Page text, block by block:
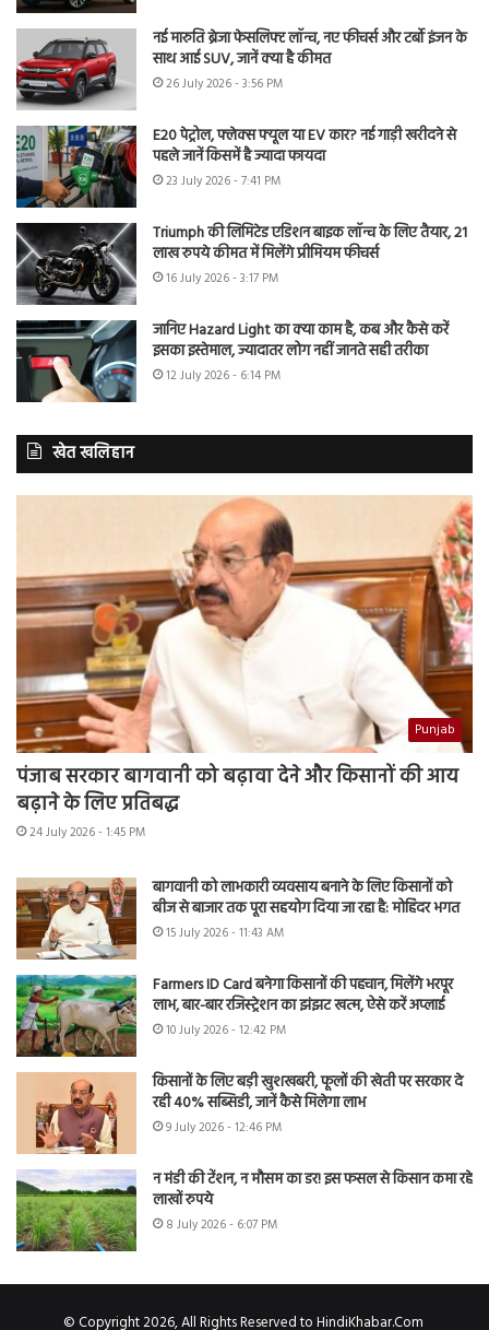
नई मारुति ब्रेजा फेसलिफ्ट लॉन्च, नए फीचर्स और टर्बो इंजन के
साथ आई SUV, जानें क्या है कीमत
26 July 2026 - 3:56 PM
E20 पेट्रोल, फ्लेक्स फ्यूल या EV कार? नई गाड़ी खरीदने से
पहले जानें किसमें है ज्यादा फायदा
23 July 2026 - 7:41 PM
Triumph की लिमिटेड एडिशन बाइक लॉन्च के लिए तैयार, 21
लाख रुपये कीमत में मिलेंगे प्रीमियम फीचर्स
16 July 2026 - 3:17 PM
जानिए Hazard Light का क्या काम है, कब और कैसे करें
इसका इस्तेमाल, ज्यादातर लोग नहीं जानते सही तरीका
12 July 2026 - 6:14 PM
खेत खलिहान
Punjab
पंजाब सरकार बागवानी को बढ़ावा देने और किसानों की आय
बढ़ाने के लिए प्रतिबद्ध
24 July 2026 - 1:45 PM
बागवानी को लाभकारी व्यवसाय बनाने के लिए किसानों को
बीज से बाजार तक पूरा सहयोग दिया जा रहा है: मोहिंदर भगत
15 July 2026 - 11:43 AM
Farmers ID Card बनेगा किसानों की पहचान, मिलेंगे भरपूर
लाभ, बार-बार रजिस्ट्रेशन का झंझट खत्म, ऐसे करें अप्लाई
10 July 2026 - 12:42 PM
किसानों के लिए बड़ी खुशखबरी, फूलों की खेती पर सरकार दे
रही 40% सब्सिडी, जानें कैसे मिलेगा लाभ
9 July 2026 - 12:46 PM
न मंडी की टेंशन, न मौसम का डर! इस फसल से किसान कमा रहे
लाखों रुपये
8 July 2026 - 6:07 PM
© Copyright 2026, All Rights Reserved to HindiKhabar.Com